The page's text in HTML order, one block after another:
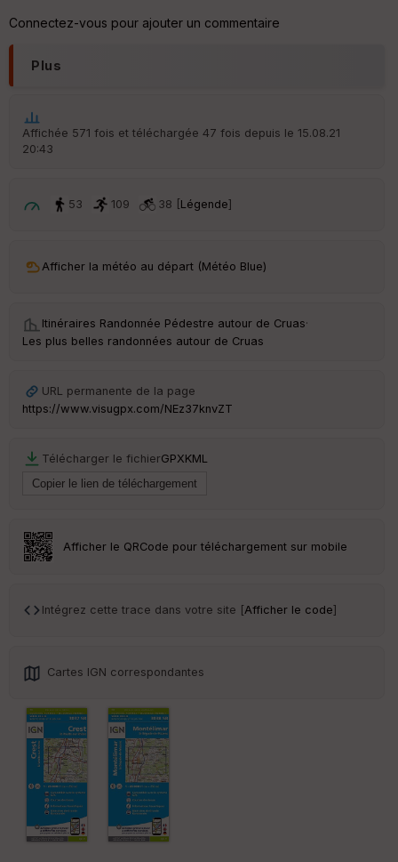
Connectez-vous pour ajouter un commentaire
Plus
Affichée 571 fois et téléchargée 47 fois depuis le 15.08.21
20:43
53 109 38 [ Légende]
Afficher la météo au départ (Météo Blue)
Itinéraires Randonnée Pédestre autour de Cruas·
Les plus belles randonnées autour de Cruas
URL permanente de la page
https://www.visugpx.com/NEz37knvZT
Télécharger le fichierGPXKML
Afficher le QRCode pour téléchargement sur mobile
Intégrez cette trace dans votre site [Afficher le code]
Cartes IGN correspondantes